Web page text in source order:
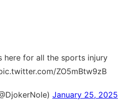
here for all the sports injury
ZO5mBtw9zB
January 25, 2025